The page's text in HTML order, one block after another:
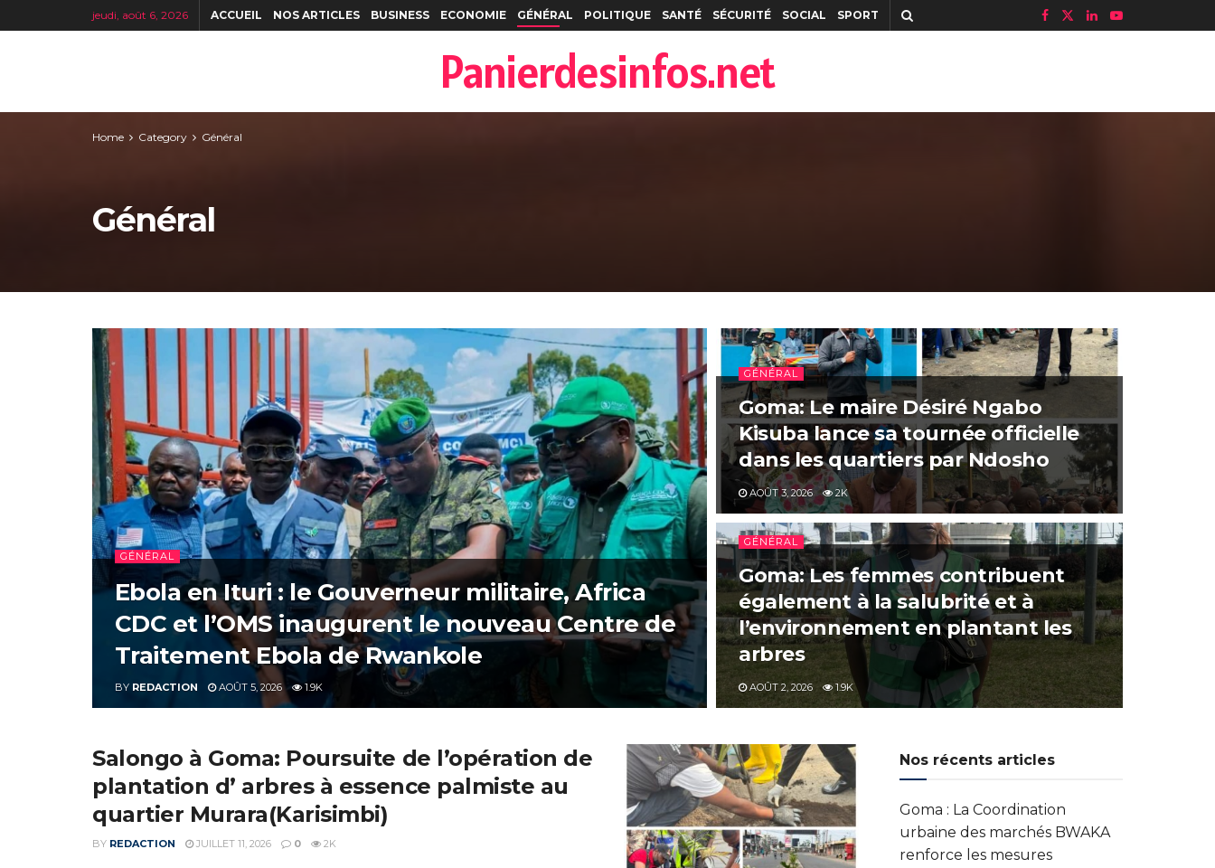
jeudi, août 6, 2026 ACCUEIL NOS ARTICLES BUSINESS ECONOMIE GÉNÉRAL POLITIQUE SANTÉ SÉCURITÉ SOCIAL SPORT
Panierdesinfos.net
Home Category Général
Général
GÉNÉRAL
Ebola en Ituri : le Gouverneur militaire, Africa
CDC et l’OMS inaugurent le nouveau Centre de
Traitement Ebola de Rwankole
BY REDACTION AOÛT 5, 2026 1.9K
GÉNÉRAL
Goma: Le maire Désiré Ngabo
Kisuba lance sa tournée officielle
dans les quartiers par Ndosho
AOÛT 3, 2026 2K
GÉNÉRAL
Goma: Les femmes contribuent
également à la salubrité et à
l’environnement en plantant les
arbres
AOÛT 2, 2026 1.9K
Salongo à Goma: Poursuite de l’opération de
plantation d’ arbres à essence palmiste au
quartier Murara(Karisimbi)
BY REDACTION JUILLET 11, 2026 0 2K
Nos récents articles
Goma : La Coordination
urbaine des marchés BWAKA
renforce les mesures